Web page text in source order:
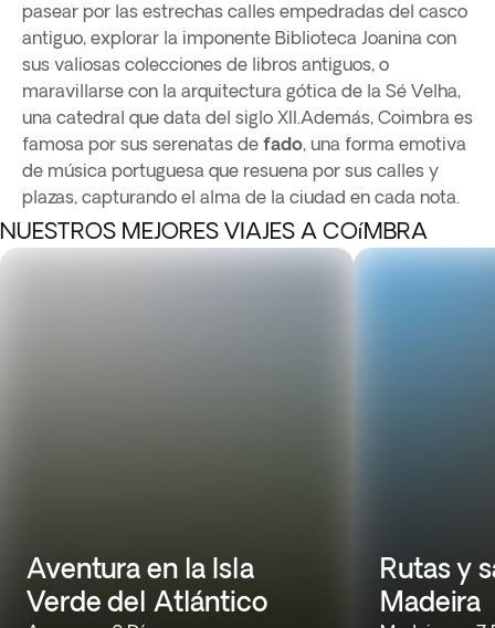
pasear por las estrechas calles empedradas del casco
antiguo, explorar la imponente Biblioteca Joanina con
sus valiosas colecciones de libros antiguos, o
maravillarse con la arquitectura gótica de la Sé Velha,
una catedral que data del siglo XII.Además, Coimbra es
famosa por sus serenatas de fado, una forma emotiva
de música portuguesa que resuena por sus calles y
plazas, capturando el alma de la ciudad en cada nota.
NUESTROS MEJORES VIAJES A COíMBRA
Aventura en la Isla
Verde del Atlántico
Rutas y
Madeira